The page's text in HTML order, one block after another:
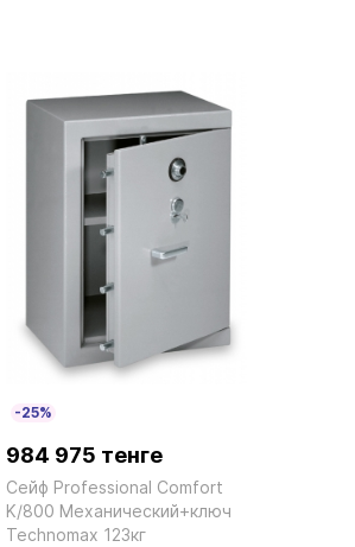
-25%
984 975 тенге
Сейф Professional Сomfort
K/800 Механический+ключ
Technomax 123кг